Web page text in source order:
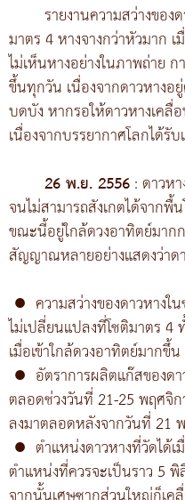
รายงานความสว่างขอ
มาตร 4 หางจางกว่าหัวมาก
ไม่เห็นหางอย่างในภาพถ่าย
ขึ้นทุกวัน เนื่องจากดาวหาง
บดบัง หากรอให้ดาวหางเค
เนื่องจากบรรยากาศโลกได้รั
26 พ.ย. 2556: ดาวห
จนไม่สามารถสังเกตได้จาก
ขณะนี้อยู่ใกล้ดวงอาทิตย์มาก
สัญญาณหลายอย่างแสดงว่าด
● ความสว่างของดาวหาง
ไม่เปลี่ยนแปลงที่โชติมาตร 4
เมื่อเข้าใกล้ดวงอาทิตย์มากขึ้น
● อัตราการผลิตแก๊สของด
ตลอดช่วงวันที่ 21-25 พฤศ
ลงมาตลอดหลังจากวันที่ 21
● ตำแหน่งดาวหางที่วัดได้
ตำแหน่งที่ควรจะเป็นราว 5